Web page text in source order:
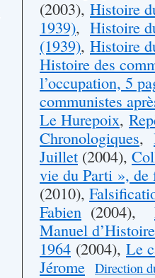
(2003), Histoire
1939), Histoire
(1939), Histoire
Histoire des
l’occupation, 5
communistes
Le Hurepoix,
Chronologiques,
Juillet (2004),
vie du Parti », de
(2010),
Fabien (2004),
Manuel
1964 (2004), Le
Jérome Direction